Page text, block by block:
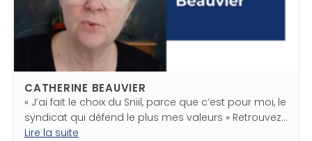
CATHERINE BEAUVIER
« J’ai fait le choix du Sniil, parce que c’est pour moi, le
syndicat qui défend le plus mes valeurs » Retrouvez…
Lire la suite